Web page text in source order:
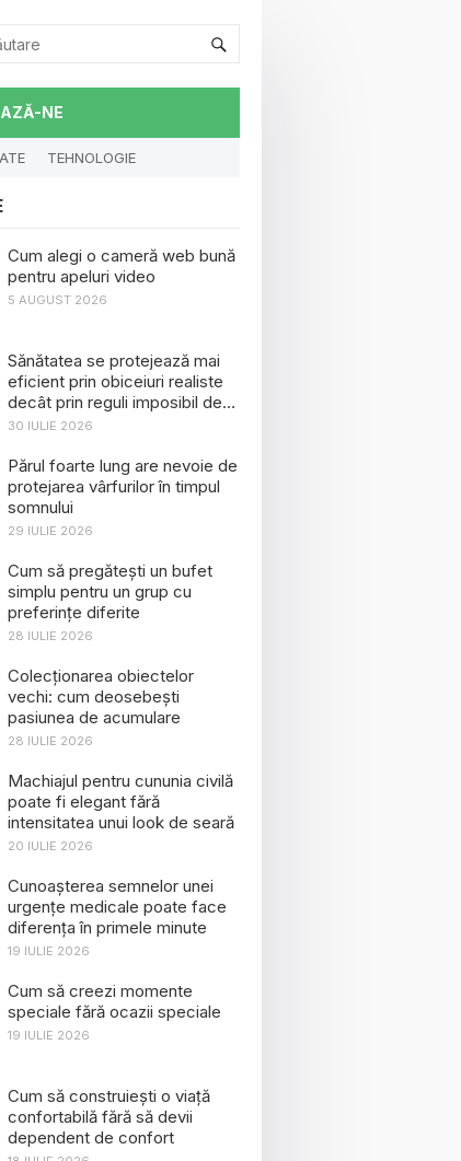
NE
TEHNOLOGIE
Cum alegi o cameră web bună
pentru apeluri video
5 AUGUST 2026
Sănătatea se protejează mai
eficient prin obiceiuri realiste
decât prin reguli imposibil de
menținut
30 IULIE 2026
Părul foarte lung are nevoie de
protejarea vârfurilor în timpul
somnului
29 IULIE 2026
Cum să pregătești un bufet
simplu pentru un grup cu
preferințe diferite
28 IULIE 2026
Colecționarea obiectelor
vechi: cum deosebești
pasiunea de acumulare
28 IULIE 2026
Machiajul pentru cununia civilă
poate fi elegant fără
intensitatea unui look de seară
20 IULIE 2026
Cunoașterea semnelor unei
urgențe medicale poate face
diferența în primele minute
19 IULIE 2026
Cum să creezi momente
speciale fără ocazii speciale
19 IULIE 2026
Cum să construiești o viață
confortabilă fără să devii
dependent de confort